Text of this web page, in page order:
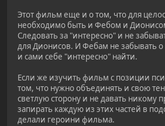
Этот фильм еще и о том, что для
необходимо быть и Фебом и
Следовать за "интересно" и не
для Дионисов. И Фебам не забывать
и сами себе "интересно" найти.
Если же изучить фильм с позиции
том, что нужно объединять и свою
светлую сторону и не давать никому
запирать каждую из этих частей в
делали героини фильма.